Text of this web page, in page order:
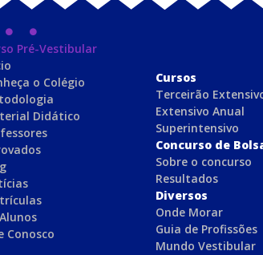
Pré-Vestibular
o Colégio
Didático
Conosco
Cursos
Terceirão
Extensivo Anual
Superintensivo
Concurso de
Sobre o concurso
Resultados
Diversos
Onde Morar
Guia de Profissões
Mundo Vestibular